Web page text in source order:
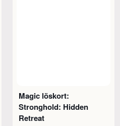
Magic löskort:
Stronghold: Hidden
Retreat